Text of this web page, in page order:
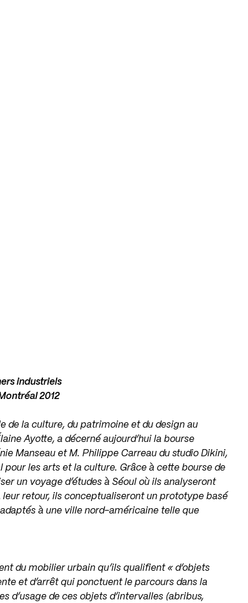
industriels
2012
de la culture, du patrimoine et du design au
Ayotte, a décerné aujourd’hui la bourse
Manseau et M. Philippe Carreau du studio Dikini,
pour les arts et la culture. Grâce à cette bourse de
un voyage d’études à Séoul où ils analyseront
retour, ils conceptualiseront un prototype basé
à une ville nord-américaine telle que
du mobilier urbain qu’ils qualifient « d’objets
et d’arrêt qui ponctuent le parcours dans la
d’usage de ces objets d’intervalles (abribus,